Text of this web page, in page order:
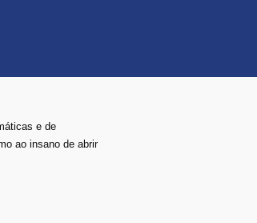
e de
ao insano de abrir